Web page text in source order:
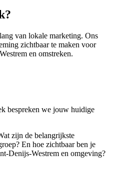
van lokale marketing. Ons
zichtbaar te maken voor
en omstreken.
bespreken we jouw huidige
zijn de belangrijkste
En hoe zichtbaar ben je
Denijs-Westrem en omgeving?